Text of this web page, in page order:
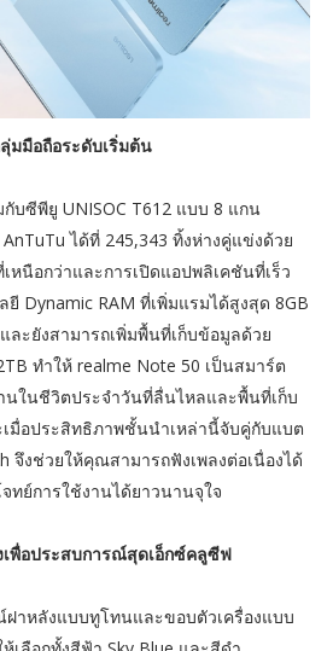
มมือถือระดับเริ่มต้น
บซีพียู UNISOC T612 แบบ 8 แกน
ได้ที่ 245,343 ทิ้งห่างคู่แข่งด้วย
หนือกว่าและการเปิดแอปพลิเคชันที่เร็ว
Dynamic RAM ที่เพิ่มแรมได้สูงสุด 8GB
ละยังสามารถเพิ่มพื้นที่เก็บข้อมูลด้วย
ทำให้ realme Note 50 เป็นสมาร์ต
นในชีวิตประจำวันที่ลื่นไหลและพื้นที่เก็บ
มื่อประสิทธิภาพชั้นนำเหล่านี้จับคู่กับแบต
จึงช่วยให้คุณสามารถฟังเพลงต่อเนื่องได้
ทย์การใช้งานได้ยาวนานจุใจ
เพื่อประสบการณ์สุดเอ็กซ์คลูซีฟ
าหลังแบบทูโทนและขอบตัวเครื่องแบบ